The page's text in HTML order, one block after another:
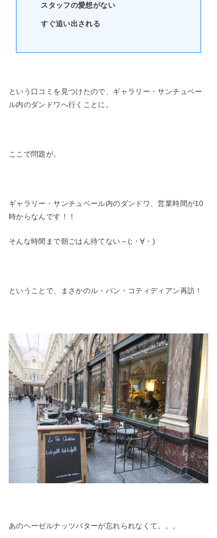
スタッフの愛想がない
すぐ追い出される
という口コミを見つけたので、ギャラリー・サンチュベー
ル内のダンドワへ行くことに。
ここで問題が。
ギャラリー・サンチュベール内のダンドワ、営業時間が10
時からなんです！！
そんな時間まで朝ごはん待てない～(;・∀・)
ということで、まさかのル・パン・コティディアン再訪！
あのヘーゼルナッツバターが忘れられなくて。。。